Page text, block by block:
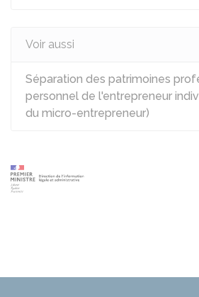
Voir aussi
Séparation des patrimoines
personnel de l'entrepreneur
du micro-entrepreneur)